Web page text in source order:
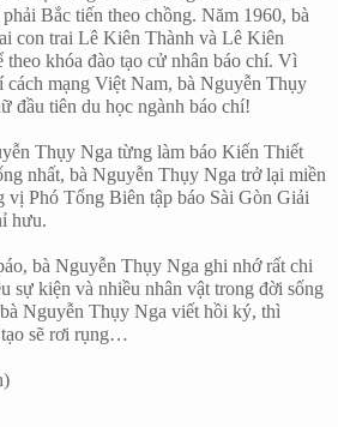
Bắc tiến theo chồng. Năm 1960, bà
con trai Lê Kiên Thành và Lê Kiên
khóa đào tạo cử nhân báo chí. Vì
cách mạng Việt Nam, bà Nguyễn Thụy
đầu tiên du học ngành báo chí!
Thụy Nga từng làm báo Kiến Thiết
nhất, bà Nguyễn Thụy Nga trở lại miền
vị Phó Tổng Biên tập báo Sài Gòn Giải
hưu.
bà Nguyễn Thụy Nga ghi nhớ rất chi
sự kiện và nhiều nhân vật trong đời sống
Nguyễn Thụy Nga viết hồi ký, thì
sẽ rơi rụng…